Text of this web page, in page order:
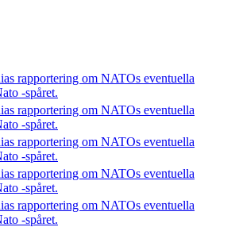
rapportering om NATOs eventuella
-spåret.
rapportering om NATOs eventuella
-spåret.
rapportering om NATOs eventuella
-spåret.
rapportering om NATOs eventuella
-spåret.
rapportering om NATOs eventuella
-spåret.